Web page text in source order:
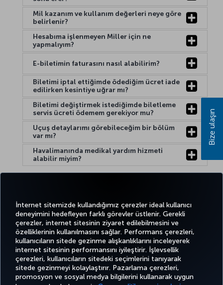
İnternet sitemizde kullandığımız çerezler ideal kullanıcı
deneyimini hedefleyen farklı görevler üstlenir. Gerekli
çerezler, internet sitesinin ziyaret edilebilmesini ve
özelliklerinin kullanılmasını sağlar. Performans çerezleri,
kullanıcıların sitede gezinme alışkanlıklarını inceleyerek
internet sitesinin performansını iyileştirir. İşlevsellik
çerezleri, kullanıcıların sitedeki seçimlerini tanıyarak
sitede gezinmeyi kolaylaştırır. Pazarlama çerezleri,
promosyon ve sosyal medya bilgilerini kullanarak uygun
Mil kazanım ve kullanım değerleri neye göre
belirlenir?
Hesabıma işlenmeyen Miller için ne
yapmalıyım?
E-biletimin faturasını nasıl alabilirim?
Biletimi iptal ettiğimde ödediğim ücret iade
edilirken kesintiye uğrar mı?
Biletimi değiştirmek istediğimde biletleme
servis ücreti ödemem gerekiyor mu?
Uçuş detaylarımı görebileceğim bir bölüm
var mı?
Havalimanında medikal yardım hizmeti
alabilir miyim?
TwitterFacebook
Instagram
YoutubeLinkedIn
TiktokBlogPinterest
BİLET
AL VE
DENEYİM
FIRSATLAR
VE UÇUŞ
YARDIM MILES&SMILES
Bize ulaşın